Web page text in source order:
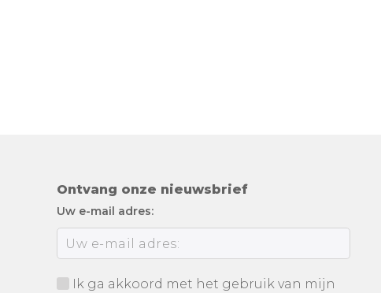
Ontvang onze nieuwsbrief
Uw e-mail adres:
Ik ga akkoord met het gebruik van mijn